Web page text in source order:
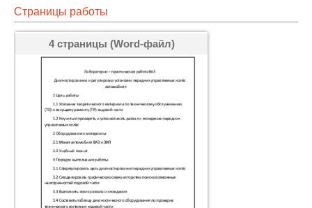
Страницы работы
4 страницы (Word-файл)